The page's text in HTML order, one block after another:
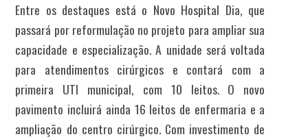
Entre os destaques está o Novo Hospital Dia, que
passará por reformulação no projeto para ampliar sua
capacidade e especialização. A unidade será voltada
para atendimentos cirúrgicos e contará com a
primeira UTI municipal, com 10 leitos. O novo
pavimento incluirá ainda 16 leitos de enfermaria e a
ampliação do centro cirúrgico. Com investimento de